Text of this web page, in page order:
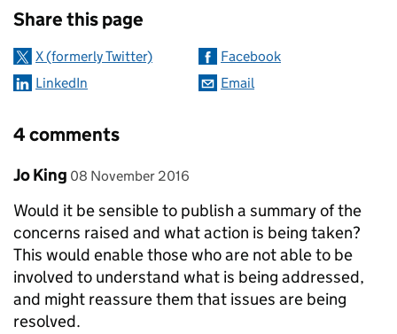
Share this page
X (formerly Twitter)
Facebook
LinkedIn
Email
4 comments
Comment by
Jo King posted on
08 November 2016
Would it be sensible to publish a summary of the
concerns raised and what action is being taken?
This would enable those who are not able to be
involved to understand what is being addressed,
and might reassure them that issues are being
resolved.